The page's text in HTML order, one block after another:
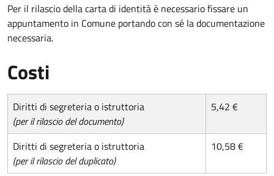
Per il rilascio della carta di identità è necessario fissare un
appuntamento in Comune portando con sé la documentazione
necessaria.
Costi
Diritti di segreteria o istruttoria
(per il rilascio del documento)
5,42 €
Diritti di segreteria o istruttoria
(per il rilascio del duplicato)
10,58 €